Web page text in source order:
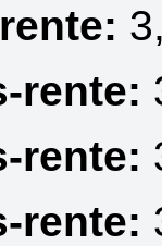
rente:
rente:
rente: